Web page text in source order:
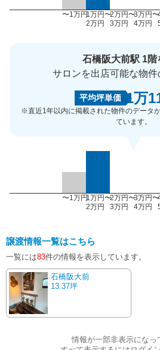
〜1万円1万円〜
2万円
2万円〜
3万円
3万円〜
4万円
石橋阪大前駅 1階
サロンを出店可能な物
平均坪単価 1万
※直近1年以内に掲載された物件のデータ
ています。
〜1万円1万円〜
2万円
2万円〜
3万円
3万円〜
4万円
譲渡情報一覧はこちら
一覧には83件の情報を表示しています。
石橋阪大前
13.37坪
情報が一部非表示になっ